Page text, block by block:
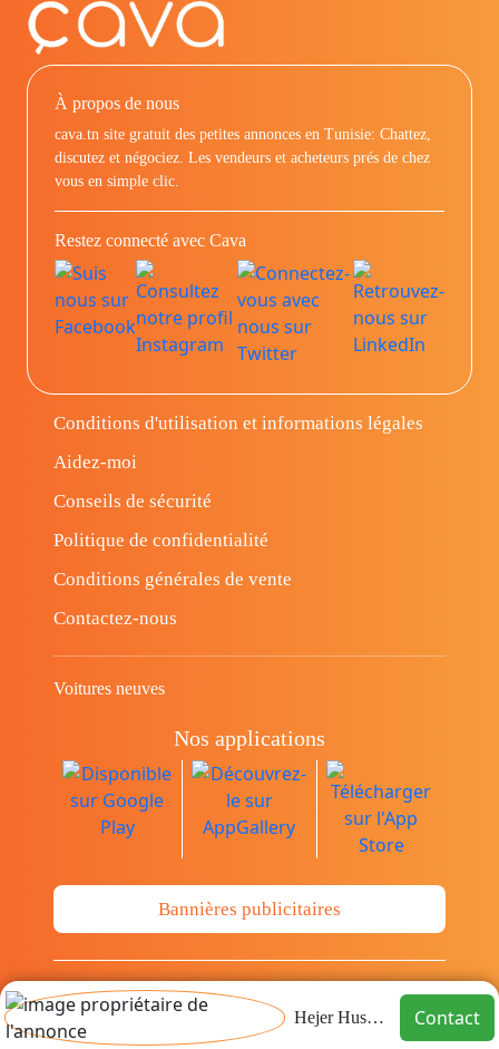
Hejer Hussein Contact
À propos de nous
cava.tn site gratuit des petites annonces en Tunisie: Chattez,
discutez et négociez. Les vendeurs et acheteurs prés de chez
vous en simple clic.
Restez connecté avec Cava
Conditions d'utilisation et informations légales
Aidez-moi
Conseils de sécurité
Politique de confidentialité
Conditions générales de vente
Contactez-nous
Voitures neuves
Nos applications
Bannières publicitaires
© Copyright 2014-2026 Cava.tn Limited Tous
les droits sont réservés.